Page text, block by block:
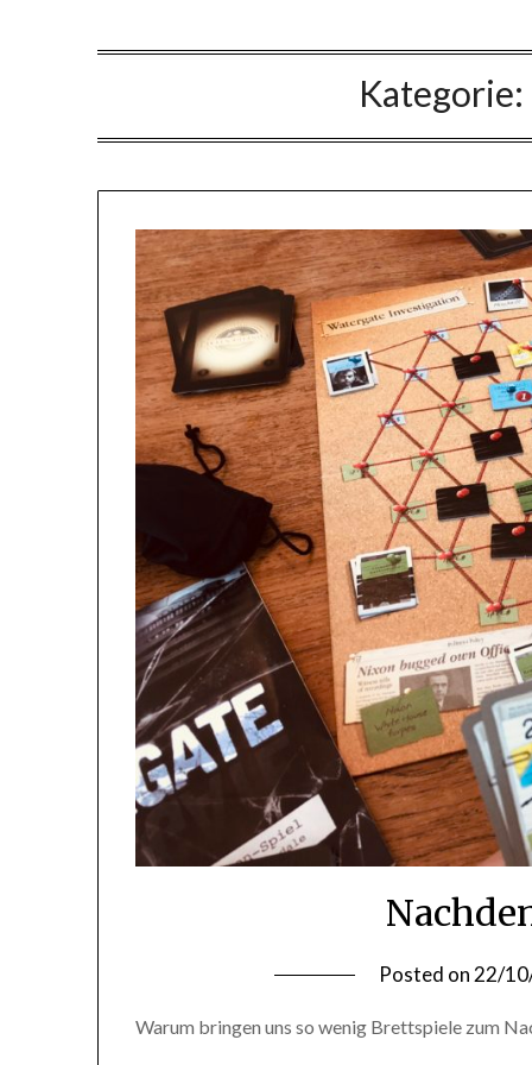
Kategorie:
Posted on 22/
Warum bringen uns so wenig Brettspiele zum